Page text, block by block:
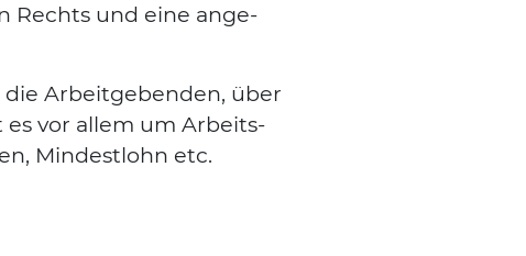
Rechts und eine ange­
die Arbeit­ge­ben­den, über
es vor allem um Arbeits­
Min­dest­lohn etc.